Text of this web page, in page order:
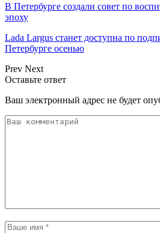
В Петербурге создали совет по
эпоху
Lada Largus станет доступна по
Петербурге осенью
Prev Next
Оставьте ответ
Ваш электронный адрес не будет